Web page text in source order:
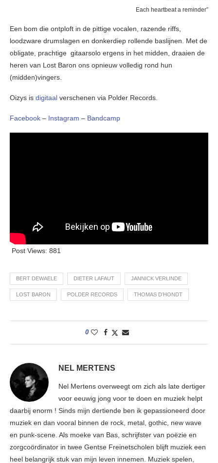
Each heartbeat a reminder”
Een bom die ontploft in de pittige vocalen, razende riffs,
loodzware drumslagen en donkerdiep rollende baslijnen. Met de
obligate, prachtige gitaarsolo ergens in het midden, draaien de
heren van Lost Baron ons opnieuw volledig rond hun
(midden)vingers.
Oizys is digitaal verschenen via Polder Records.
Facebook – Instagram – Bandcamp
Post Views: 881
BERT DEWAELE DIETER LAFAUT JANNICK VERLINDE
LOST BARON POLDER RECORDS THOMAS D’HONDT
0
NEL MERTENS
Nel Mertens overweegt om zich als late dertiger
voor eeuwig jong voor te doen en muziek helpt
daarbij enorm ! Sinds mijn dertiende ben ik gepassioneerd door
muziek en dan vooral binnen de rock, metal, gothic, new wave
en punk-scene. Als moeke van Bas, schrijfster van poëzie en
zorgcoördinator in twee Gentse Freinetscholen blijft muziek een
heel belangrijk stuk van mijn leven innemen. Muziek spelen,